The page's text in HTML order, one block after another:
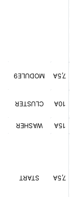
MODULE9 7,5A
CLUSTER 10A
WASHER 15A
START 7,5A